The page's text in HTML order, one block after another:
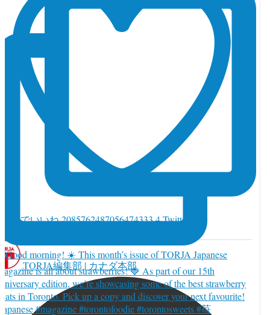
でいいね 20857624870564743334Twitter
TORJA編集部 | カナダ本部